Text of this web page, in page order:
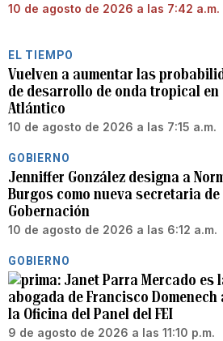
10 de agosto de 2026 a las 7:42 a.m.
EL TIEMPO
Vuelven a aumentar las
de desarrollo de onda tropical en
Atlántico
10 de agosto de 2026 a las 7:15 a.m.
GOBIERNO
Jenniffer González designa a
Burgos como nueva secretaria
Gobernación
10 de agosto de 2026 a las 6:12 a.m.
GOBIERNO
Janet Parra Mercado es
abogada de Francisco Domenech
la Oficina del Panel del FEI
9 de agosto de 2026 a las 11:10 p.m.